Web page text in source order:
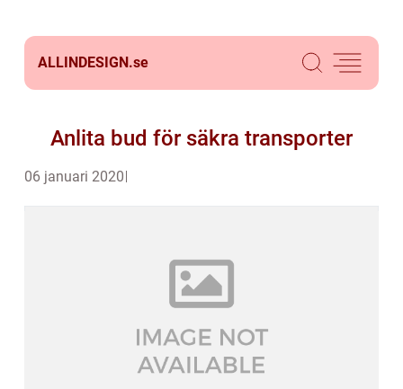
ALLINDESIGN.se
Anlita bud för säkra transporter
06 januari 2020